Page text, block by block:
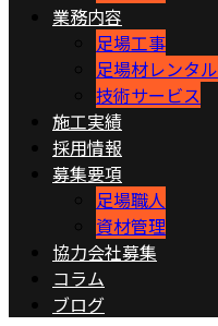
業務内容
足場工事
足場材レンタル
技術サービス
施工実績
採用情報
募集要項
足場職人
資材管理
協力会社募集
コラム
ブログ